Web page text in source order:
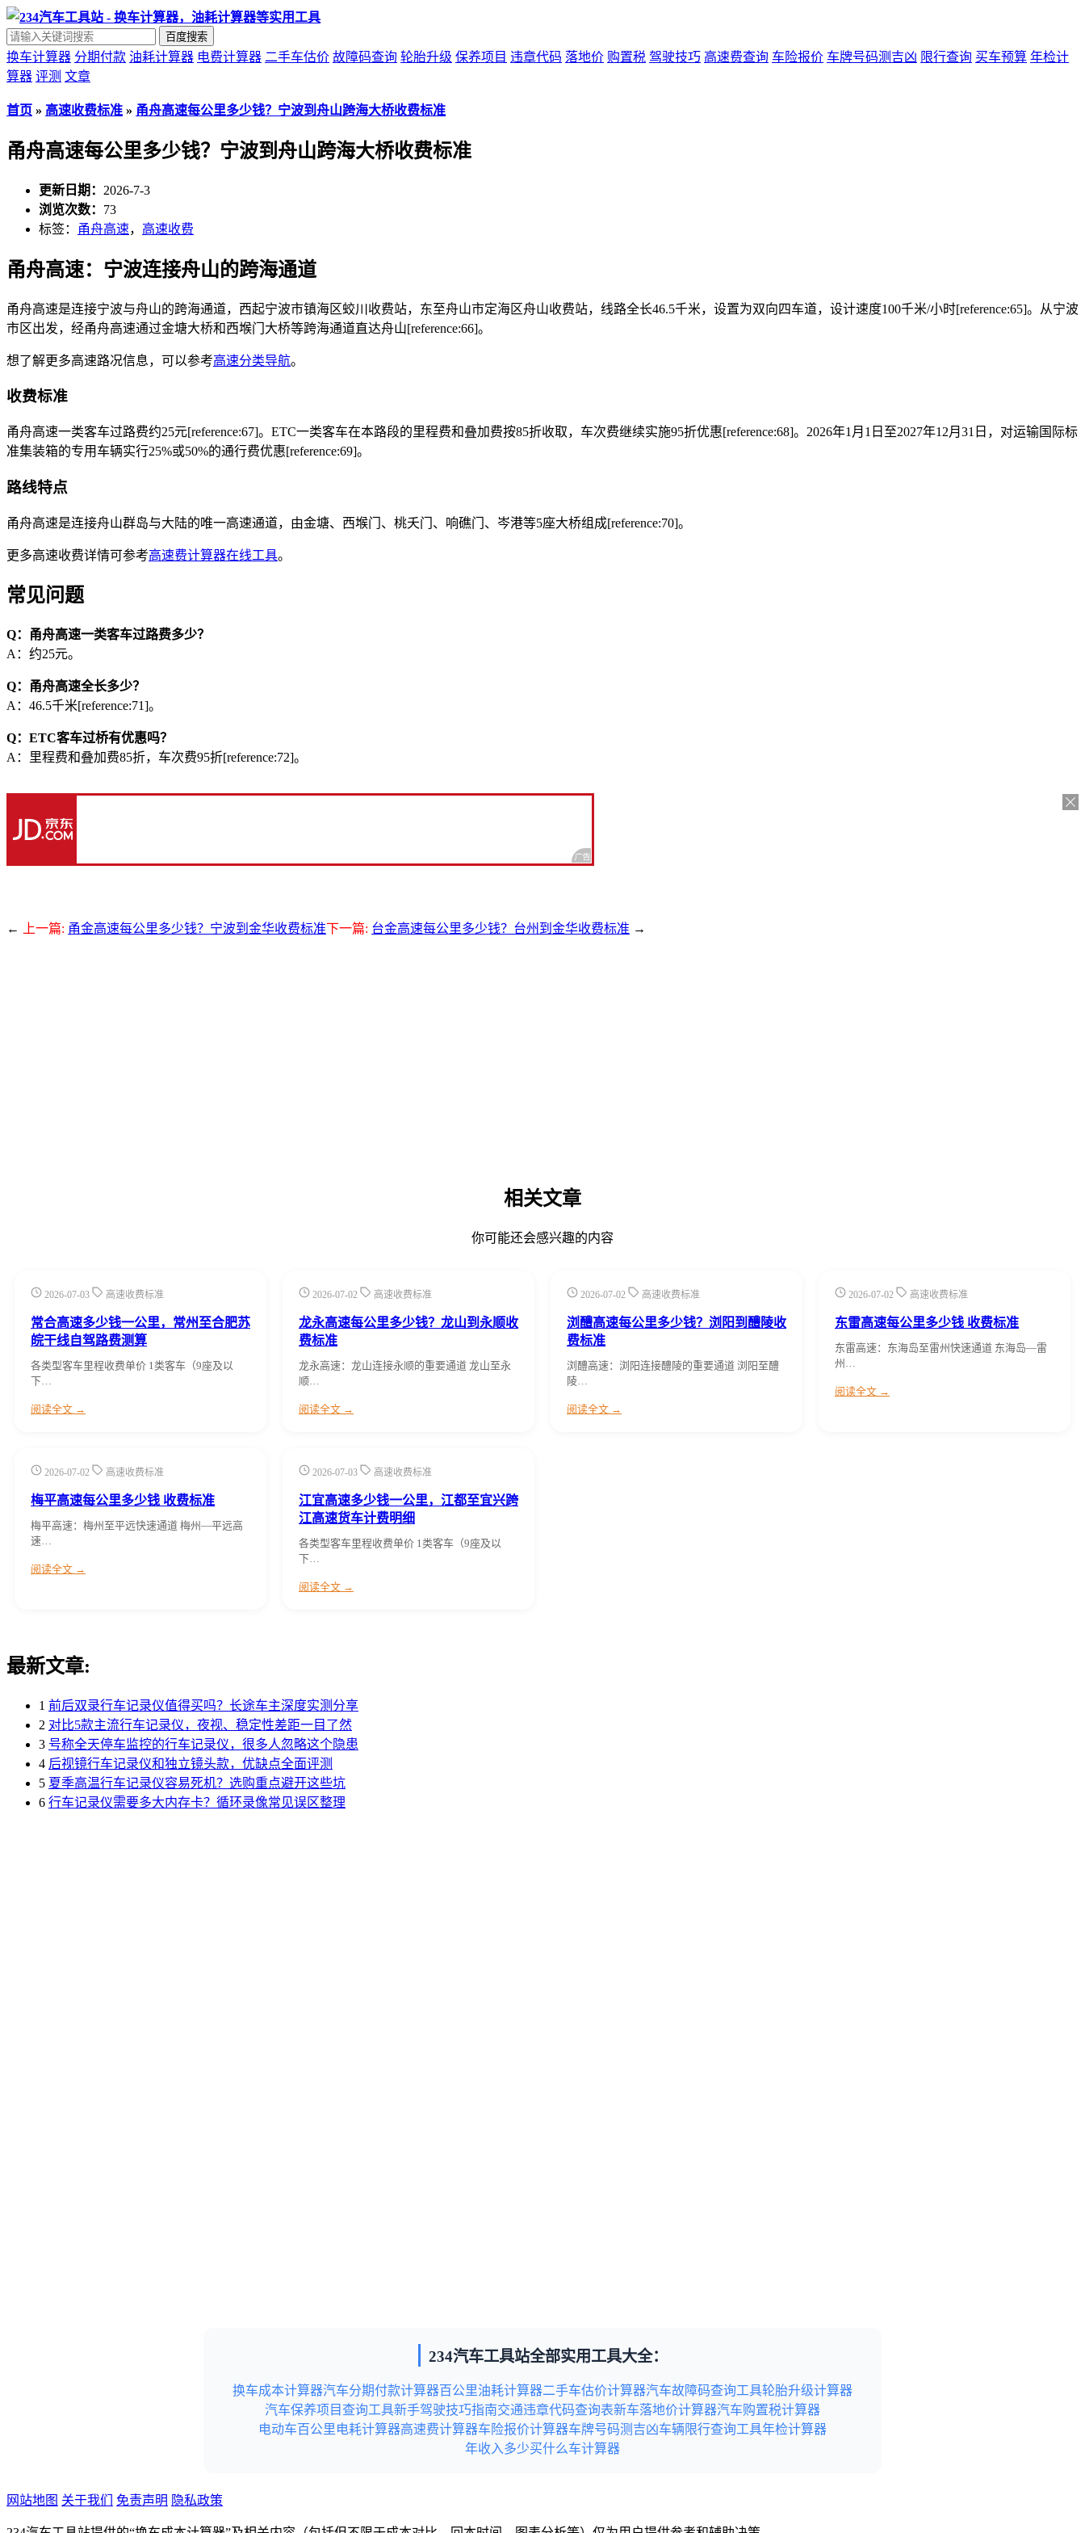
百度搜索
换车计算器 分期付款 油耗计算器 电费计算器 二手车估价 故障码查询 轮胎升级 保养项目 违章代码 落地价 购置税 驾驶技巧 高速费查询 车险报价 车牌号码测吉凶 限行查询 买车预算 年检计
算器 评测 文章
首页 » 高速收费标准 » 甬舟高速每公里多少钱？宁波到舟山跨海大桥收费标准
甬舟高速每公里多少钱？宁波到舟山跨海大桥收费标准
更新日期： 2026-7-3
浏览次数： 73
标签：
甬舟高速， 高速收费
甬舟高速：宁波连接舟山的跨海通道
甬舟高速是连接宁波与舟山的跨海通道，西起宁波市镇海区蛟川收费站，东至舟山市定海区舟山收费站，线路全长46.5千米，设置为双向四车道，设计速度100千米/小时[reference:65]。从宁波
市区出发，经甬舟高速通过金塘大桥和西堠门大桥等跨海通道直达舟山[reference:66]。
想了解更多高速路况信息，可以参考高速分类导航。
收费标准
甬舟高速一类客车过路费约25元[reference:67]。ETC一类客车在本路段的里程费和叠加费按85折收取，车次费继续实施95折优惠[reference:68]。2026年1月1日至2027年12月31日，对运输国际标
准集装箱的专用车辆实行25%或50%的通行费优惠[reference:69]。
路线特点
甬舟高速是连接舟山群岛与大陆的唯一高速通道，由金塘、西堠门、桃夭门、响礁门、岑港等5座大桥组成[reference:70]。
更多高速收费详情可参考高速费计算器在线工具。
常见问题
Q：甬舟高速一类客车过路费多少？
A：约25元。
Q：甬舟高速全长多少？
A：46.5千米[reference:71]。
Q：ETC客车过桥有优惠吗？
A：里程费和叠加费85折，车次费95折[reference:72]。
← 上一篇: 甬金高速每公里多少钱？宁波到金华收费标准下一篇: 台金高速每公里多少钱？台州到金华收费标准 →
相关文章
你可能还会感兴趣的内容
2026-07-03 高速收费标准
常合高速多少钱一公里，常州至合肥苏
皖干线自驾路费测算
各类型客车里程收费单价 1类客车（9座及以
下…
阅读全文 →
2026-07-02 高速收费标准
龙永高速每公里多少钱？龙山到永顺收
费标准
龙永高速：龙山连接永顺的重要通道 龙山至永
顺…
阅读全文 →
2026-07-02 高速收费标准
浏醴高速每公里多少钱？浏阳到醴陵收
费标准
浏醴高速：浏阳连接醴陵的重要通道 浏阳至醴
陵…
阅读全文 →
2026-07-02 高速收费标准
东雷高速每公里多少钱 收费标准
东雷高速：东海岛至雷州快速通道 东海岛—雷
州…
阅读全文 →
2026-07-02 高速收费标准
梅平高速每公里多少钱 收费标准
梅平高速：梅州至平远快速通道 梅州—平远高
速…
阅读全文 →
2026-07-03 高速收费标准
江宜高速多少钱一公里，江都至宜兴跨
江高速货车计费明细
各类型客车里程收费单价 1类客车（9座及以
下…
阅读全文 →
最新文章:
1 前后双录行车记录仪值得买吗？长途车主深度实测分享
2 对比5款主流行车记录仪，夜视、稳定性差距一目了然
3 号称全天停车监控的行车记录仪，很多人忽略这个隐患
4 后视镜行车记录仪和独立镜头款，优缺点全面评测
5 夏季高温行车记录仪容易死机？选购重点避开这些坑
6 行车记录仪需要多大内存卡？循环录像常见误区整理
234汽车工具站全部实用工具大全：
换车成本计算器汽车分期付款计算器百公里油耗计算器二手车估价计算器汽车故障码查询工具轮胎升级计算器
汽车保养项目查询工具新手驾驶技巧指南交通违章代码查询表新车落地价计算器汽车购置税计算器
电动车百公里电耗计算器高速费计算器车险报价计算器车牌号码测吉凶车辆限行查询工具年检计算器
年收入多少买什么车计算器
网站地图 关于我们 免责声明 隐私政策